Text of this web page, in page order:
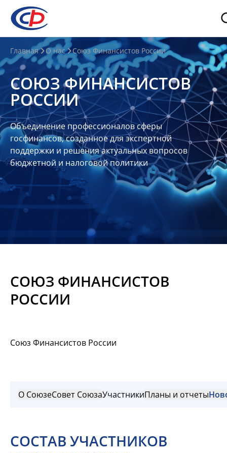
О
нас
О
СФР
Совет
Союза
Участники
Планы
отчеты
Контакты
Материалы
Главная О нас Союз Финансистов России
СОЮЗ ФИНАНСИСТОВ
РОССИИ
Объединение профессионалов сферы
госфинансов, созданное для экспертной
поддержки и решения актуальных вопросов
бюджетной и налоговой политики
СОЮЗ ФИНАНСИСТОВ
РОССИИ
Союз Финансистов России
О СоюзеСовет СоюзаУчастникиПланы и отчеты
СОСТАВ УЧАСТНИКОВ